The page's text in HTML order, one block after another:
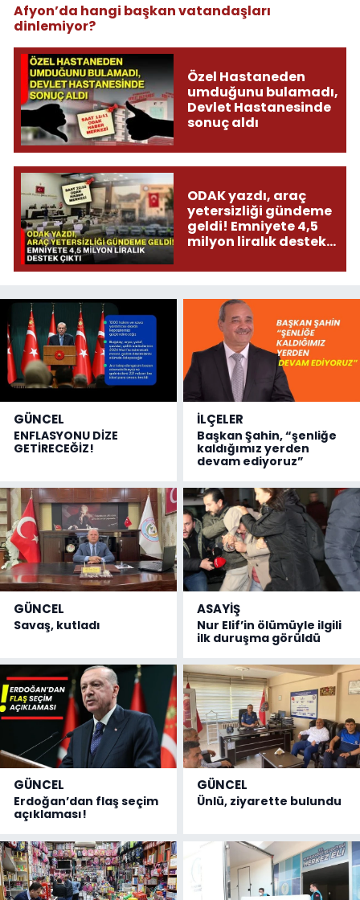
Afyon’da hangi başkan vatandaşları
dinlemiyor?
Özel Hastaneden
umduğunu bulamadı,
Devlet Hastanesinde
sonuç aldı
ODAK yazdı, araç
yetersizliği gündeme
geldi! Emniyete 4,5
milyon liralık destek
GÜNCEL
ENFLASYONU DİZE
GETİRECEĞİZ!
İLÇELER
Başkan Şahin, “şenliğe
kaldığımız yerden
devam ediyoruz”
GÜNCEL
Savaş, kutladı
ASAYİŞ
Nur Elif’in ölümüyle ilgili
ilk duruşma görüldü
GÜNCEL
Erdoğan’dan flaş seçim
açıklaması!
GÜNCEL
Ünlü, ziyarette bulundu